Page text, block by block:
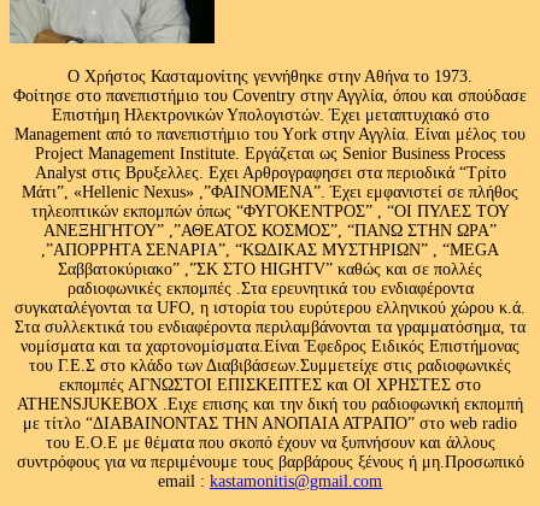
Ο Χρήστος Κασταμονίτης γεννήθηκε στην Αθήνα το 1973.
Φοίτησε στο πανεπιστήμιο του Coventry στην Αγγλία, όπου και σπούδασε
Επιστήμη Ηλεκτρονικών Υπολογιστών. Έχει μεταπτυχιακό στο
Management από το πανεπιστήμιο του Υork στην Αγγλία. Είναι μέλος του
Project Management Institute. Εργάζεται ως Senior Business Process
Analyst στις Βρυξελλες. Εχει Αρθρογραφησει στα περιοδικά “Τρίτο
Μάτι”, «Hellenic Nexus» ,”ΦΑΙΝΟΜΕΝΑ”. Έχει εμφανιστεί σε πλήθος
τηλεοπτικών εκπομπών όπως “ΦΥΓΟΚΕΝΤΡΟΣ” , “ΟΙ ΠΥΛΕΣ ΤΟΥ
ΑΝΕΞΗΓΗΤΟΥ” ,”ΑΘΕΑΤΟΣ ΚΟΣΜΟΣ”, “ΠΑΝΩ ΣΤΗΝ ΩΡΑ”
,”ΑΠΟΡΡΗΤΑ ΣΕΝΑΡΙΑ”, “ΚΩΔΙΚΑΣ ΜΥΣΤΗΡΙΩΝ” , “MEGA
Σαββατοκύριακο” ,”ΣΚ ΣΤΟ HIGHTV” καθώς και σε πολλές
ραδιοφωνικές εκπομπές .Στα ερευνητικά του ενδιαφέροντα
συγκαταλέγονται τα UFO, η ιστορία του ευρύτερου ελληνικού χώρου κ.ά.
Στα συλλεκτικά του ενδιαφέροντα περιλαμβάνονται τα γραμματόσημα, τα
νομίσματα και τα χαρτονομίσματα.Είναι Έφεδρος Ειδικός Επιστήμονας
του Γ.Ε.Σ στο κλάδο των Διαβιβάσεων.Συμμετείχε στις ραδιοφωνικές
εκπομπές ΑΓΝΩΣΤΟΙ ΕΠΙΣΚΕΠΤΕΣ και ΟΙ ΧΡΗΣΤΕΣ στο
ATHENSJUKEBOX .Ειχε επισης και την δική του ραδιοφωνική εκπομπή
με τίτλο “ΔΙΑΒΑΙΝΟΝΤΑΣ ΤΗΝ ΑΝΟΠΑΙΑ ΑΤΡΑΠΟ” στο web radio
του Ε.Ο.Ε με θέματα που σκοπό έχουν να ξυπνήσουν και άλλους
συντρόφους για να περιμένουμε τους βαρβάρους ξένους ή μη.Προσωπικό
email : kastamonitis@gmail.com